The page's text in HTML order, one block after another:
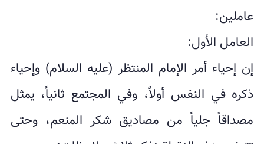
عاملين:
العامل الأول:
إن إحياء أمر الإمام المنتظر (عليه السلام) وإحياء
ذكره في النفس أولاً، وفي المجتمع ثانياً، يمثل
مصداقاً جلياً من مصاديق شكر المنعم، وحتى